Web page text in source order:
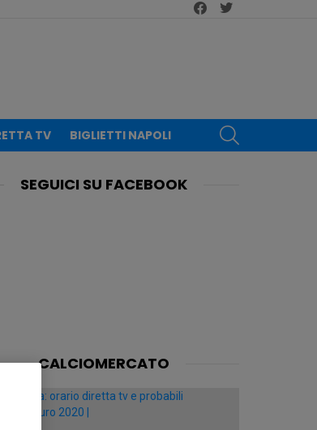
TV BIGLIETTI NAPOLI
SEGUICI SU FACEBOOK
CALCIOMERCATO